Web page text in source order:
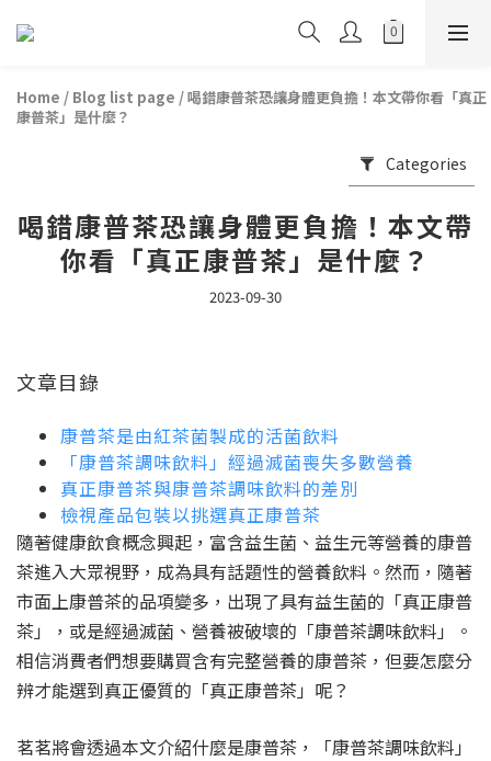
Home / Blog list page /喝錯康普茶恐讓身體更負擔！本文帶你看「真正
康普茶」是什麼？
Categories
喝錯康普茶恐讓身體更負擔！本文帶
你看「真正康普茶」是什麼？
2023-09-30
文章目錄
康普茶是由紅茶菌製成的活菌飲料
「康普茶調味飲料」經過滅菌喪失多數營養
真正康普茶與康普茶調味飲料的差別
檢視產品包裝以挑選真正康普茶
隨著健康飲食概念興起，富含益生菌、益生元等營養的康普
茶進入大眾視野，成為具有話題性的營養飲料。然而，隨著
市面上康普茶的品項變多，出現了具有益生菌的「真正康普
茶」，或是經過滅菌、營養被破壞的「康普茶調味飲料」。
相信消費者們想要購買含有完整營養的康普茶，但要怎麼分
辨才能選到真正優質的「真正康普茶」呢？
茗茗將會透過本文介紹什麼是康普茶，「康普茶調味飲料」